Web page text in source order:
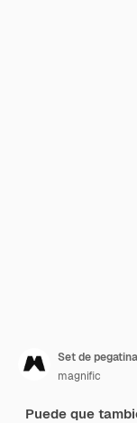
Set de
magnific
Puede que